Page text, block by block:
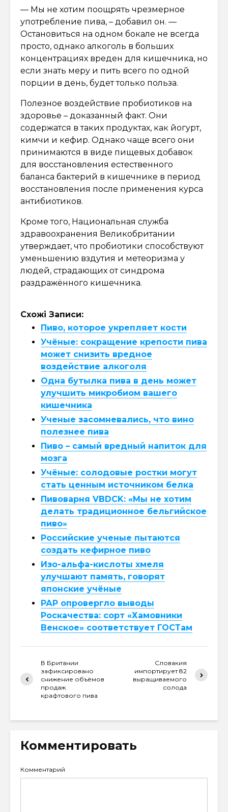
— Мы не хотим поощрять чрезмерное
употребление пива, – добавил он. —
Остановиться на одном бокале не всегда
просто, однако алкоголь в больших
концентрациях вреден для кишечника, но
если знать меру и пить всего по одной
порции в день, будет только польза.
Полезное воздействие пробиотиков на
здоровье – доказанный факт. Они
содержатся в таких продуктах, как йогурт,
кимчи и кефир. Однако чаще всего они
принимаются в виде пищевых добавок
для восстановления естественного
баланса бактерий в кишечнике в период
восстановления после применения курса
антибиотиков.
Кроме того, Национальная служба
здравоохранения Великобритании
утверждает, что пробиотики способствуют
уменьшению вздутия и метеоризма у
людей, страдающих от синдрома
раздражённого кишечника.
Схожі Записи:
Пиво, которое укрепляет кости
Учёные: сокращение крепости пива
может снизить вредное
воздействие алкоголя
Одна бутылка пива в день может
улучшить микробиом вашего
кишечника
Ученые засомневались, что вино
полезнее пива
Пиво – самый вредный напиток для
мозга
Учёные: солодовые ростки могут
стать ценным источником белка
Пивоварня VBDCK: «Мы не хотим
делать традиционное бельгийское
пиво»
Российские ученые пытаются
создать кефирное пиво
Изо-альфа-кислоты хмеля
улучшают память, говорят
японские учёные
РАР опровергло выводы
Роскачества: сорт «Хамовники
Венское» соответствует ГОСТам
В Британии
зафиксировано
снижение объёмов
продаж
крафтового пива
Словакия
импортирует 82
выращиваемого
солода
Комментировать
Комментарий